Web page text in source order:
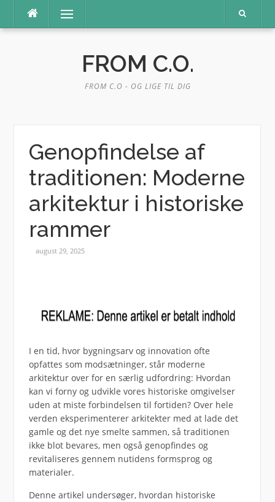
indhold
Menu
FROM C.O.
FROM C.O - OG LIGE TIL DIG
Genopfindelse af
traditionen: Moderne
arkitektur i historiske
rammer
august 29, 2025
I en tid, hvor bygningsarv og innovation ofte
opfattes som modsætninger, står moderne
arkitektur over for en særlig udfordring: Hvordan
kan vi forny og udvikle vores historiske omgivelser
uden at miste forbindelsen til fortiden? Over hele
verden eksperimenterer arkitekter med at lade det
gamle og det nye smelte sammen, så traditionen
ikke blot bevares, men også genopfindes og
revitaliseres gennem nutidens formsprog og
materialer.
Denne artikel undersøger, hvordan historiske